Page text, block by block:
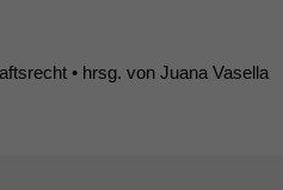
• hrsg. von Juana Vasella